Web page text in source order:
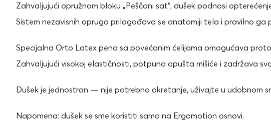
Zahvaljujući opružnom bloku „Peščani sat“, dušek podnosi
Sistem nezavisnih opruga prilagođava se anatomiji tela i pravilno ga
Specijalna Orto Latex pena sa povećanim ćelijama omogućava
Zahvaljujući visokoj elastičnosti, potpuno opušta mišiće i zadržava
Dušek je jednostran — nije potrebno okretanje, uživajte u udobnom
Napomena: dušek se sme koristiti samo na Ergomotion osnovi.